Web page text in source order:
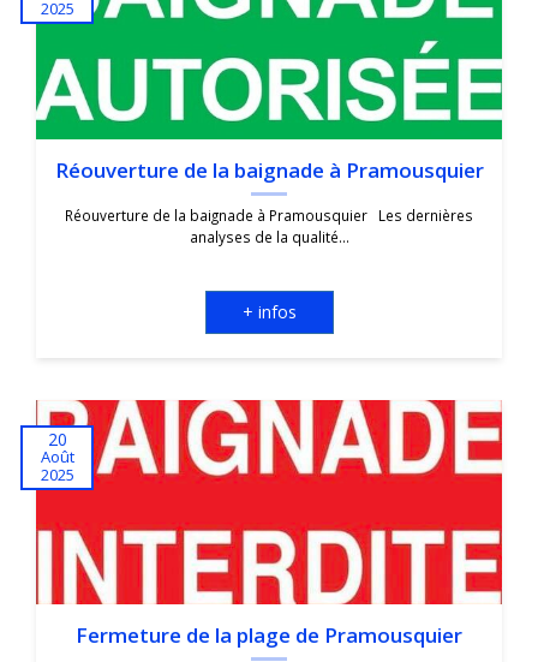
2025
Réouverture de la baignade à Pramousquier
Réouverture de la baignade à Pramousquier Les dernières
analyses de la qualité...
+ infos
20
Août
2025
Fermeture de la plage de Pramousquier